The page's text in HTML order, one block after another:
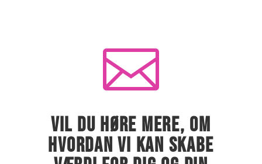

VIL DU HØRE MERE, OM
HVORDAN VI KAN SKABE